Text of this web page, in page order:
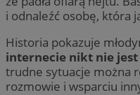
i odnaleźć osobę, która
Historia pokazuje
internecie nikt nie
trudne sytuacje można
rozmowie i wsparciu